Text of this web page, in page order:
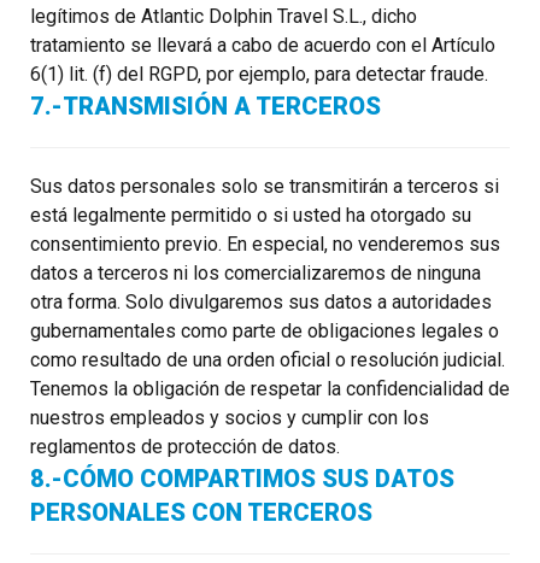
legítimos de Atlantic Dolphin Travel S.L., dicho
tratamiento se llevará a cabo de acuerdo con el Artículo
6(1) lit. (f) del RGPD, por ejemplo, para detectar fraude.
7.-TRANSMISIÓN A TERCEROS
Sus datos personales solo se transmitirán a terceros si
está legalmente permitido o si usted ha otorgado su
consentimiento previo. En especial, no venderemos sus
datos a terceros ni los comercializaremos de ninguna
otra forma. Solo divulgaremos sus datos a autoridades
gubernamentales como parte de obligaciones legales o
como resultado de una orden oficial o resolución judicial.
Tenemos la obligación de respetar la confidencialidad de
nuestros empleados y socios y cumplir con los
reglamentos de protección de datos.
8.-CÓMO COMPARTIMOS SUS DATOS
PERSONALES CON TERCEROS